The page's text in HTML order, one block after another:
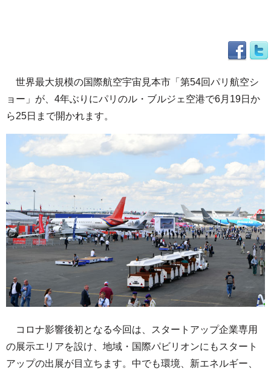
世界最大規模の国際航空宇宙見本市「第54回パリ航空シ
ョー」が、4年ぶりにパリのル・ブルジェ空港で6月19日か
ら25日まで開かれます。
コロナ影響後初となる今回は、スタートアップ企業専用
の展示エリアを設け、地域・国際パビリオンにもスタート
アップの出展が目立ちます。中でも環境、新エネルギー、